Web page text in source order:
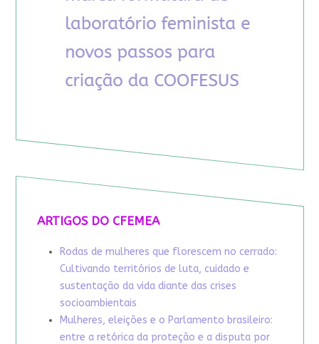
ARTIGOS DO CFEMEA
Rodas de mulheres que florescem no cerrado:
Cultivando territórios de luta, cuidado e
sustentação da vida diante das crises
socioambientais
Mulheres, eleições e o Parlamento brasileiro:
entre a retórica da proteção e a disputa por